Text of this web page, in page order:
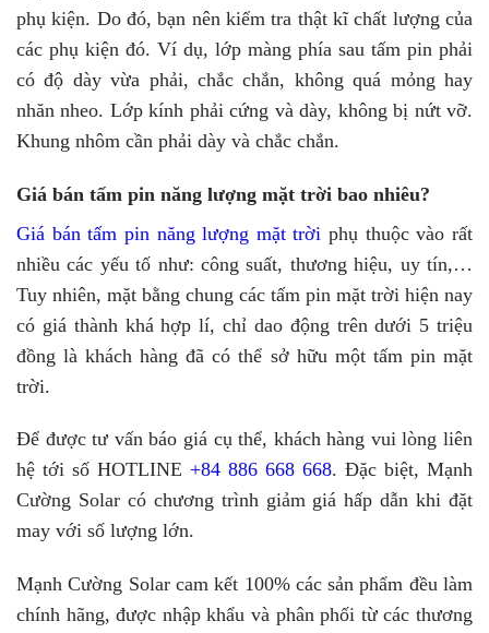
phụ kiện. Do đó, bạn nên kiểm tra thật kĩ chất lượng của
các phụ kiện đó. Ví dụ, lớp màng phía sau tấm pin phải
có độ dày vừa phải, chắc chắn, không quá mỏng hay
nhăn nheo. Lớp kính phải cứng và dày, không bị nứt vỡ.
Khung nhôm cần phải dày và chắc chắn.
Giá bán tấm pin năng lượng mặt trời bao nhiêu?
Giá bán tấm pin năng lượng mặt trời phụ thuộc vào rất
nhiều các yếu tố như: công suất, thương hiệu, uy tín,…
Tuy nhiên, mặt bằng chung các tấm pin mặt trời hiện nay
có giá thành khá hợp lí, chỉ dao động trên dưới 5 triệu
đồng là khách hàng đã có thể sở hữu một tấm pin mặt
trời.
Để được tư vấn báo giá cụ thể, khách hàng vui lòng liên
hệ tới số HOTLINE +84 886 668 668. Đặc biệt, Mạnh
Cường Solar có chương trình giảm giá hấp dẫn khi đặt
may với số lượng lớn.
Mạnh Cường Solar cam kết 100% các sản phẩm đều làm
chính hãng, được nhập khẩu và phân phối từ các thương